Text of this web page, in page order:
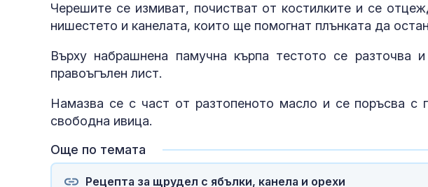
Черешите се измиват, почистват от костилките и се
нишестето и канелата, които ще помогнат плънката да
Върху набрашнена памучна кърпа тестото се разточва
правоъгълен лист.
Намазва се с част от разтопеното масло и се поръсва с
свободна ивица.
Още по темата
Рецепта за щрудел с ябълки, канела и орехи